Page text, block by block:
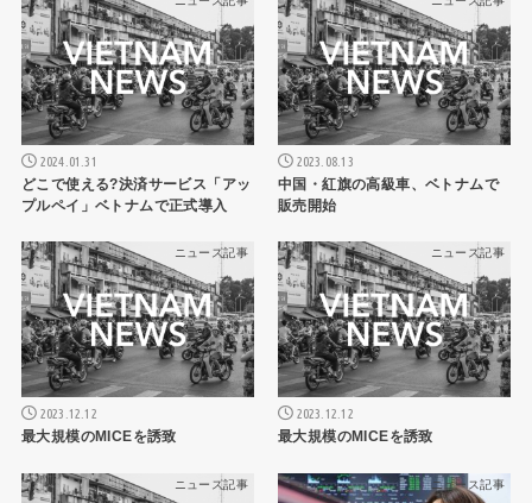
2024.01.31
どこで使える?決済サービス「アッ
プルペイ」ベトナムで正式導入
2023.08.13
中国・紅旗の高級車、ベトナムで
販売開始
ニュース記事
2023.12.12
最大規模のMICEを誘致
ニュース記事
2023.12.12
最大規模のMICEを誘致
ニュース記事 ニュース記事